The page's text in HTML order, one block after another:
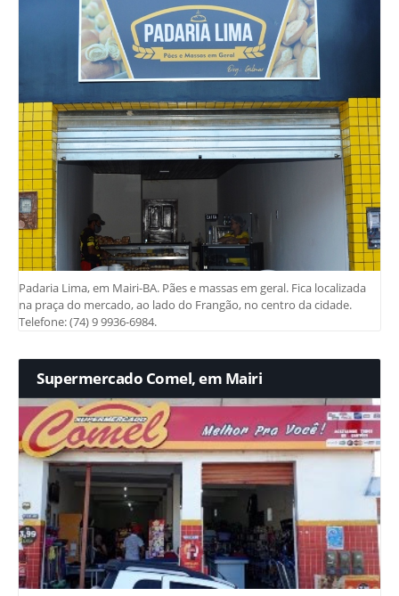
Padaria Lima, em Mairi-BA. Pães e massas em geral. Fica localizada
na praça do mercado, ao lado do Frangão, no centro da cidade.
Telefone: (74) 9 9936-6984.
Supermercado Comel, em Mairi